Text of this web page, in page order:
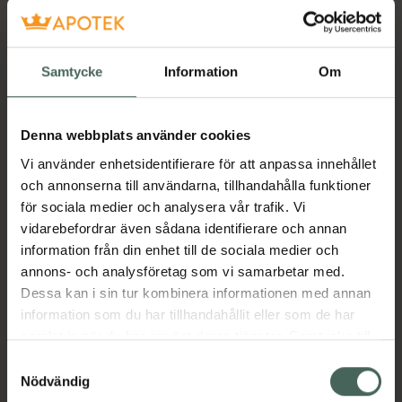
Samtycke Information Om
Denna webbplats använder cookies
Vi använder enhetsidentifierare för att anpassa innehållet
och annonserna till användarna, tillhandahålla funktioner
för sociala medier och analysera vår trafik. Vi
vidarebefordrar även sådana identifierare och annan
information från din enhet till de sociala medier och
annons- och analysföretag som vi samarbetar med.
Dessa kan i sin tur kombinera informationen med annan
information som du har tillhandahållit eller som de har
samlat in när du har använt deras tjänster. Samtycke till
återkalla ditt samtycke via webbplatsens
Nödvändig
Beskrivning
Tillverkaren garanterar genom
CE-märkning att produkten är
säker att använda och uppfyller
gällande krav.
Parodontax Extra Fresh är en daglig
fluortandkräm som hjälper att stoppa och
förhindra blödande tandkött vid kontinuerlig
användning två gånger dagligen. Ett friskt
kan det vara ett tecken på tandköttssjukdom.